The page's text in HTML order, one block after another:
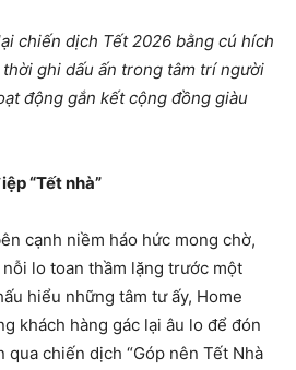
chiến dịch Tết 2026 bằng cú hích
ghi dấu ấn trong tâm trí người
động gắn kết cộng đồng giàu
“Tết nhà”
cạnh niềm háo hức mong chờ,
lo toan thầm lặng trước một
hiểu những tâm tư ấy, Home
khách hàng gác lại âu lo để đón
chiến dịch “Góp nên Tết Nhà